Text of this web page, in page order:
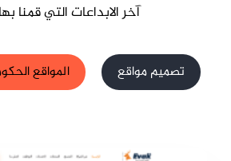
آخر الابداعات التي قمنا
تصميم مواقع المواقع